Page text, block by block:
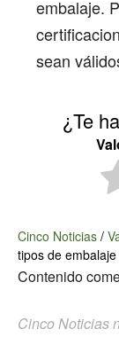
embalaje.
sean
¿Te
Cinco Noticias /
tipos de
Contenido
Cinco Noticias